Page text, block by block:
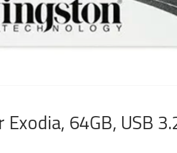
64GB, USB